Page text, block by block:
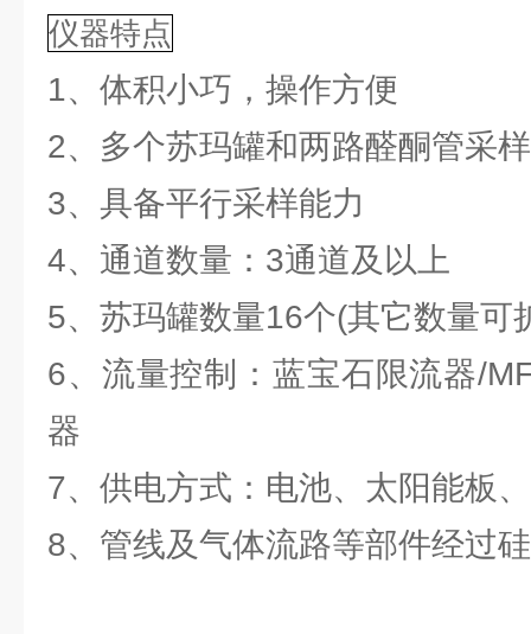
仪器特点
1、体积小巧，操作方便
2、多个苏玛罐和两路醛酮管采样
3、具备平行采样能力
4、通道数量：3通道及以上
5、苏玛罐数量16个(其它数量可
6、流量控制：蓝宝石限流器/
器
7、供电方式：电池、太阳能板
8、管线及气体流路等部件经过